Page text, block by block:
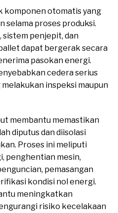
komponen otomatis yang
selama proses produksi.
penjepit, dan
dapat bergerak secara
pasokan energi.
cedera serius
inspeksi maupun
membantu memastikan
diputus dan diisolasi
Proses ini meliputi
penghentian mesin,
pemasangan
kondisi nol energi.
meningkatkan
risiko kecelakaan